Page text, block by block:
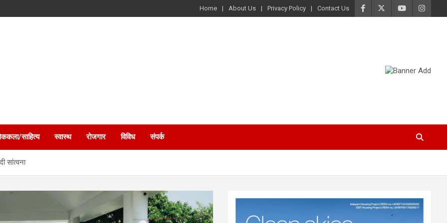
Home About Us Privacy Policy Contact Us
साहित्य स्वास्थ रोजगार विविध संपर्क
सांत्वना